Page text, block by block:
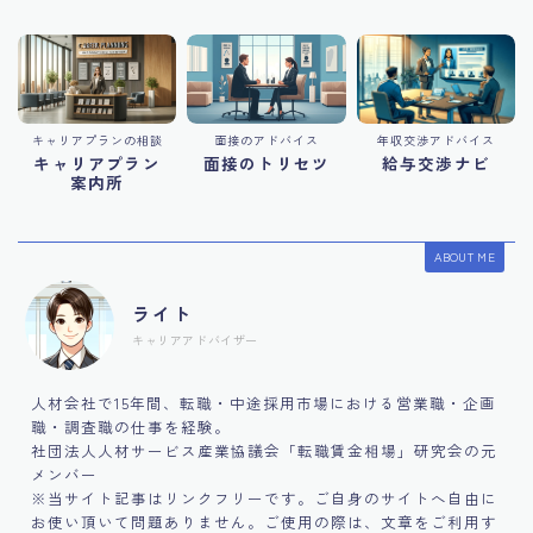
キャリアプランの相談
キャリアプラン
案内所
面接のアドバイス
面接のトリセツ
年収交渉アドバイス
給与交渉ナビ
ABOUT ME
ライト
キャリアアドバイザー
人材会社で15年間、転職・中途採用市場における営業職・企画
職・調査職の仕事を経験。
社団法人人材サービス産業協議会「転職賃金相場」研究会の元
メンバー
※当サイト記事はリンクフリーです。ご自身のサイトへ自由に
お使い頂いて問題ありません。ご使用の際は、文章をご利用す